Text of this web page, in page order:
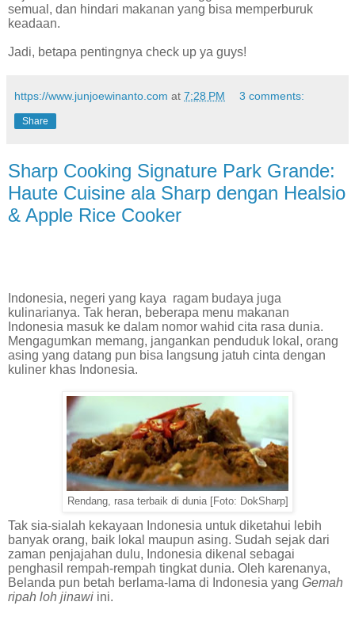
semual, dan hindari makanan yang bisa memperburuk
keadaan.
Jadi, betapa pentingnya check up ya guys!
https://www.junjoewinanto.com at 7:28 PM 3 comments:
Share
Sharp Cooking Signature Park Grande:
Haute Cuisine ala Sharp dengan Healsio
& Apple Rice Cooker
Indonesia, negeri yang kaya ragam budaya juga
kulinarianya. Tak heran, beberapa menu makanan
Indonesia masuk ke dalam nomor wahid cita rasa dunia.
Mengagumkan memang, jangankan penduduk lokal, orang
asing yang datang pun bisa langsung jatuh cinta dengan
kuliner khas Indonesia.
Rendang, rasa terbaik di dunia [Foto: DokSharp]
Tak sia-sialah kekayaan Indonesia untuk diketahui lebih
banyak orang, baik lokal maupun asing. Sudah sejak dari
zaman penjajahan dulu, Indonesia dikenal sebagai
penghasil rempah-rempah tingkat dunia. Oleh karenanya,
Belanda pun betah berlama-lama di Indonesia yang Gemah
ripah loh jinawi ini.